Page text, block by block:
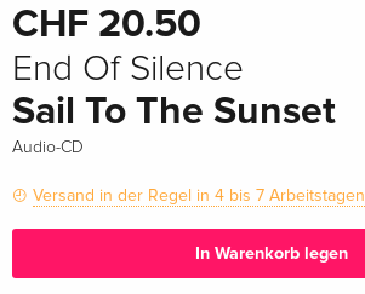
CHF 20.50
End Of Silence
Sail To The Sunset
Audio-CD
Versand in der Regel in 4 bis 7 Arbeitstagen
In Warenkorb legen